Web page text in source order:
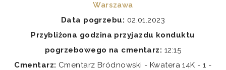
Warszawa
Data pogrzebu: 02.01.2023
Przybliżona godzina przyjazdu konduktu
pogrzebowego na cmentarz: 12:15
Cmentarz: Cmentarz Bródnowski - Kwatera 14K - 1 -